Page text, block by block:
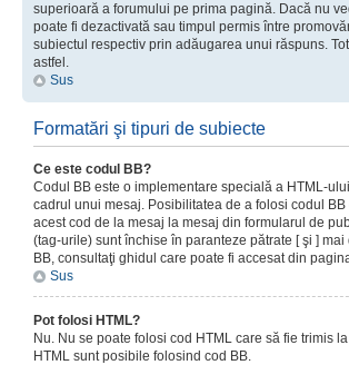
superioară a forumului pe prima pagină. Dacă nu
poate fi dezactivată sau timpul permis între
subiectul respectiv prin adăugarea unui răspuns.
astfel.
Sus
Formatări şi tipuri de subiecte
Ce este codul BB?
Codul BB este o implementare specială a HTML-
cadrul unui mesaj. Posibilitatea de a folosi codul
acest cod de la mesaj la mesaj din formularul de
(tag-urile) sunt închise în paranteze pătrate [ şi ]
BB, consultaţi ghidul care poate fi accesat din
Sus
Pot folosi HTML?
Nu. Nu se poate folosi cod HTML care să fie trimis
HTML sunt posibile folosind cod BB.